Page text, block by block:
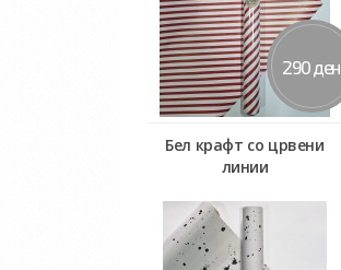
290 ден.
Бел крафт со црвени
линии
Во кошничка